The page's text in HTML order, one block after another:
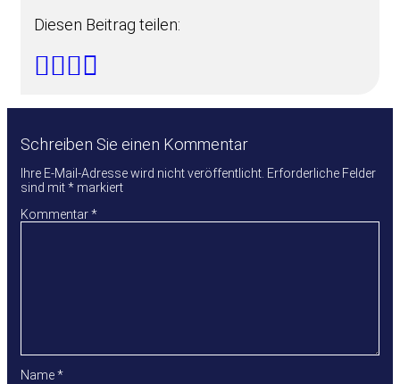
Diesen Beitrag teilen:
Schreiben Sie einen Kommentar
Ihre E-Mail-Adresse wird nicht veröffentlicht. Erforderliche Felder
sind mit* markiert
Kommentar*
Name*